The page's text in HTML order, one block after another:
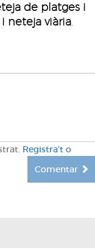
de platges i
neteja viària.
Registra't o
Comentar